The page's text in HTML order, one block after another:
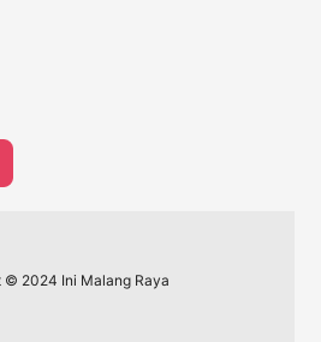
© 2024 Ini Malang Raya